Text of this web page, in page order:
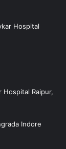
Hospital
Hospital Raipur,
Indore